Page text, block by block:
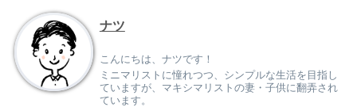
ナツ
こんにちは、ナツです！
ミニマリストに憧れつつ、シンプルな生活を目指し
ていますが、マキシマリストの妻・子供に翻弄され
ています。